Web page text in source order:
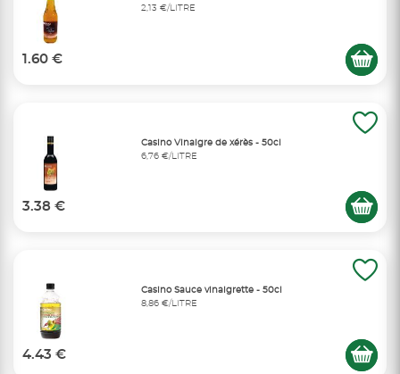
2,13 €/LITRE
1.60 €
Casino Vinaigre de xérès - 50cl
6,76 €/LITRE
3.38 €
Casino Sauce vinaigrette - 50cl
8,86 €/LITRE
4.43 €